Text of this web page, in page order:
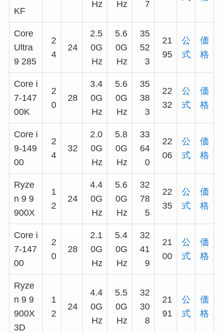
KF
Hz Hz 7
Core
Ultra
9 285
2
4
24
2.5
0G
Hz
5.6
0G
Hz
35
52
3
21
95
公
式
価
格
Core i
7-147
00K
2
0
28
3.4
0G
Hz
5.6
0G
Hz
35
38
3
22
32
公
式
価
格
Core i
9-149
00
2
4
32
2.0
0G
Hz
5.8
0G
Hz
33
64
0
22
06
公
式
価
格
Ryze
n 9 9
900X
1
2
24
4.4
0G
Hz
5.6
0G
Hz
32
78
5
22
35
公
式
価
格
Core i
7-147
00
2
0
28
2.1
0G
Hz
5.4
0G
Hz
32
41
9
21
00
公
式
価
格
Ryze
n 9 9
900X
3D
1
2
24
4.4
0G
Hz
5.5
0G
Hz
32
30
8
21
91
公
式
価
格